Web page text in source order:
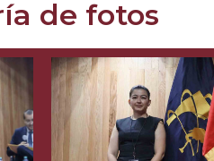
de fotos